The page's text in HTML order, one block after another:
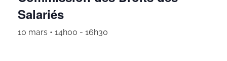
Salariés
10 mars • 14h00 - 16h30